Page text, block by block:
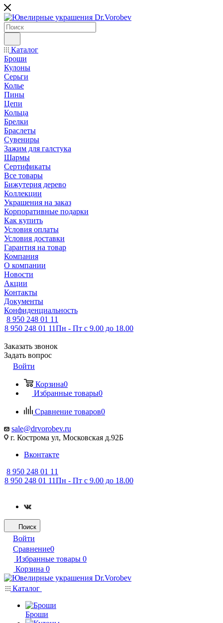
Каталог
Броши
Кулоны
Серьги
Колье
Пины
Цепи
Кольца
Брелки
Браслеты
Сувениры
Зажим для галстука
Шармы
Сертификаты
Все товары
Бижутерия дерево
Коллекции
Украшения на заказ
Корпоративные подарки
Как купить
Условия оплаты
Условия доставки
Гарантия на товар
Компания
О компании
Новости
Акции
Контакты
Документы
Конфиденциальность
8 950 248 01 11
8 950 248 01 11Пн - Пт с 9.00 до 18.00
Заказать звонок
Задать вопрос
Войти
Корзина0
Избранные товары0
Сравнение товаров0
sale@drvorobev.ru
г. Кострома ул, Московская д.92Б
Вконтакте
8 950 248 01 11
8 950 248 01 11Пн - Пт с 9.00 до 18.00
Поиск
Войти
Сравнение0
Избранные товары 0
Корзина 0
Каталог
Броши